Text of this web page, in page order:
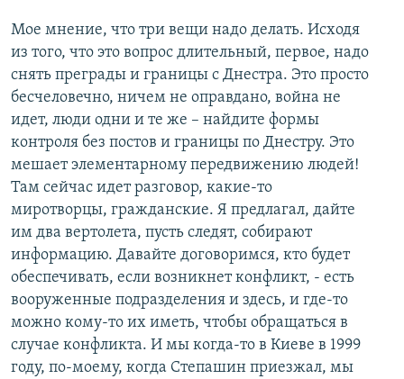
Мое мнение, что три вещи надо делать. Исходя
из того, что это вопрос длительный, первое, надо
снять преграды и границы с Днестра. Это просто
бесчеловечно, ничем не оправдано, война не
идет, люди одни и те же – найдите формы
контроля без постов и границы по Днестру. Это
мешает элементарному передвижению людей!
Там сейчас идет разговор, какие-то
миротворцы, гражданские. Я предлагал, дайте
им два вертолета, пусть следят, собирают
информацию. Давайте договоримся, кто будет
обеспечивать, если возникнет конфликт, - есть
вооруженные подразделения и здесь, и где-то
можно кому-то их иметь, чтобы обращаться в
случае конфликта. И мы когда-то в Киеве в 1999
году, по-моему, когда Степашин приезжал, мы